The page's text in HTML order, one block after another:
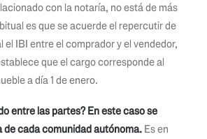
con la notaría, no está de más
es que se acuerde el repercutir de
IBI entre el comprador y el vendedor,
que el cargo corresponde al
a día 1 de enero.
entre las partes? En este caso se
de cada comunidad autónoma. Es en